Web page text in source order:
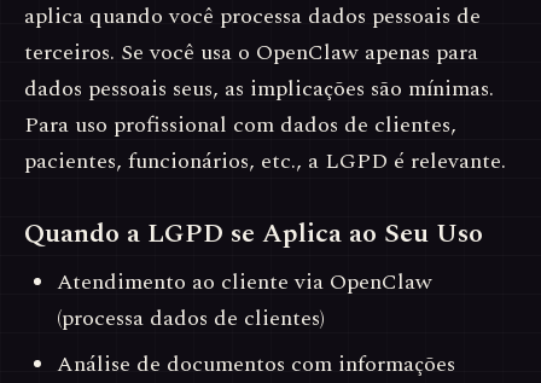
aplica quando você processa dados pessoais de
terceiros. Se você usa o OpenClaw apenas para
dados pessoais seus, as implicações são mínimas.
Para uso profissional com dados de clientes,
pacientes, funcionários, etc., a LGPD é relevante.
Quando a LGPD se Aplica ao Seu Uso
Atendimento ao cliente via OpenClaw
(processa dados de clientes)
Análise de documentos com informações